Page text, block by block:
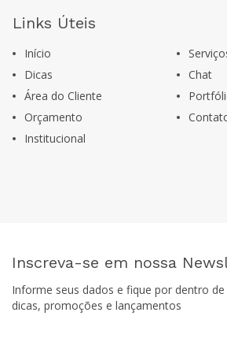
Links Úteis
Início
Dicas
Chat
Área do Cliente
Orçamento
Institucional
Inscreva-se em nossa
Informe seus dados e fique por dentro
dicas, promoções e lançamentos